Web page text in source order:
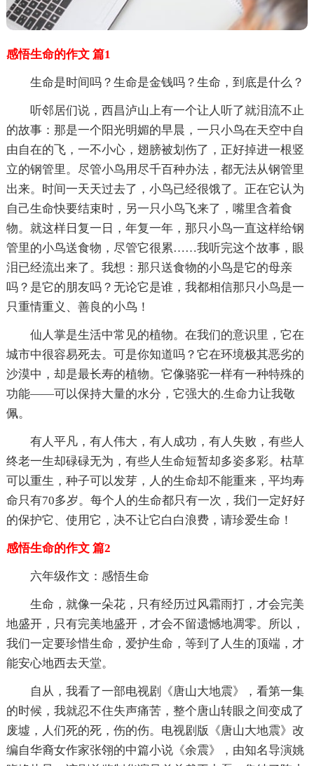
感悟生命的作文 篇1
生命是时间吗？生命是金钱吗？生命，到底是什么？
听邻居们说，西昌泸山上有一个让人听了就泪流不止
的故事：那是一个阳光明媚的早晨，一只小鸟在天空中自
由自在的飞，一不小心，翅膀被划伤了，正好掉进一根竖
立的钢管里。尽管小鸟用尽千百种办法，都无法从钢管里
出来。时间一天天过去了，小鸟已经很饿了。正在它认为
自己生命快要结束时，另一只小鸟飞来了，嘴里含着食
物。就这样日复一日，年复一年，那只小鸟一直这样给钢
管里的小鸟送食物，尽管它很累……我听完这个故事，眼
泪已经流出来了。我想：那只送食物的小鸟是它的母亲
吗？是它的朋友吗？无论它是谁，我都相信那只小鸟是一
只重情重义、善良的小鸟！
仙人掌是生活中常见的植物。在我们的意识里，它在
城市中很容易死去。可是你知道吗？它在环境极其恶劣的
沙漠中，却是最长寿的植物。它像骆驼一样有一种特殊的
功能——可以保持大量的水分，它强大的.生命力让我敬
佩。
有人平凡，有人伟大，有人成功，有人失败，有些人
终老一生却碌碌无为，有些人生命短暂却多姿多彩。枯草
可以重生，种子可以发芽，人的生命却不能重来，平均寿
命只有70多岁。每个人的生命都只有一次，我们一定好好
的保护它、使用它，决不让它白白浪费，请珍爱生命！
感悟生命的作文 篇2
六年级作文：感悟生命
生命，就像一朵花，只有经历过风霜雨打，才会完美
地盛开，只有完美地盛开，才会不留遗憾地凋零。所以，
我们一定要珍惜生命，爱护生命，等到了人生的顶端，才
能安心地西去天堂。
自从，我看了一部电视剧《唐山大地震》，看第一集
的时候，我就忍不住失声痛苦，整个唐山转眼之间变成了
废墟，人们死的死，伤的伤。电视剧版《唐山大地震》改
编自华裔女作家张翎的中篇小说《余震》，由知名导演姚